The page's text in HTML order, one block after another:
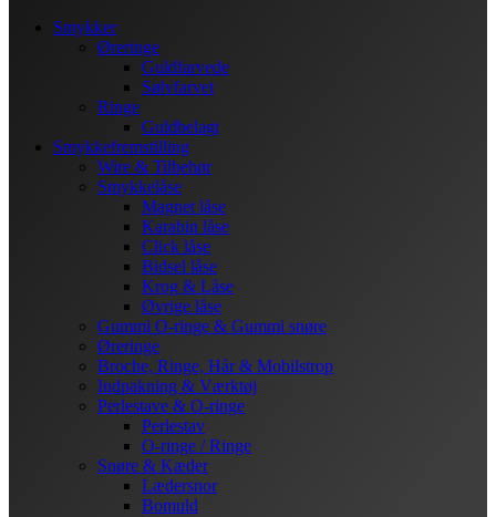
Smykker
Øreringe
Guldfarvede
Sølvfarvet
Ringe
Guldbelagt
Smykkefremstilling
Wire & Tilbehør
Smykkelåse
Magnet låse
Karabin låse
Click låse
Bidsel låse
Krog & Låse
Øvrige låse
Gummi O-ringe & Gummi snøre
Øreringe
Broche, Ringe, Hår & Mobilstrop
Indpakning & Værktøj
Perlestave & O-ringe
Perlestav
O-ringe / Ringe
Snøre & Kæder
Lædersnor
Bomuld